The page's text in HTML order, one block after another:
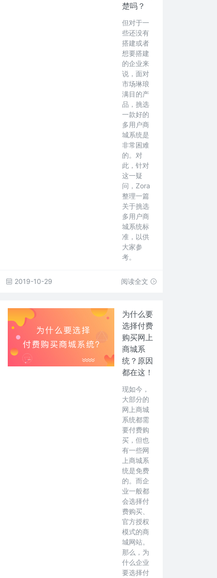
楚吗？
但对于一
些还没有
搭建或者
想要搭建
的企业来
说，面对
市场琳琅
满目的产
品，挑选
一款好的
多用户商
城系统是
非常困难
的。对
此，针对
这一疑
问，Zora
整理一篇
关于挑选
多用户商
城系统标
准，以供
大家参
考。
2019-10-29 阅读全文
为什么要
选择付费
购买网上
商城系
统？原因
都在这！
现如今，
大部分的
网上商城
系统都需
要付费购
买，但也
有一些网
上商城系
统是免费
的。而企
业一般都
会选择付
费购买、
官方授权
模式的商
城网站。
那么，为
什么企业
要选择付